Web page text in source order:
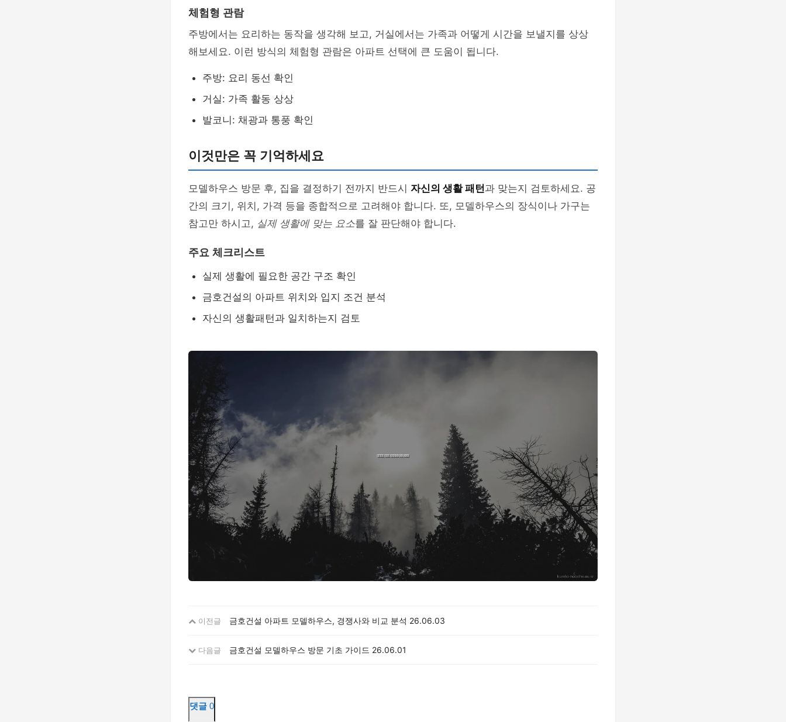
체험형 관람
주방에서는 요리하는 동작을 생각해 보고, 거실에서는 가족과 어떻게 시간을 보낼지를 상상
해보세요. 이런 방식의 체험형 관람은 아파트 선택에 큰 도움이 됩니다.
주방: 요리 동선 확인
거실: 가족 활동 상상
발코니: 채광과 통풍 확인
이것만은 꼭 기억하세요
모델하우스 방문 후, 집을 결정하기 전까지 반드시 자신의 생활 패턴과 맞는지 검토하세요. 공
간의 크기, 위치, 가격 등을 종합적으로 고려해야 합니다. 또, 모델하우스의 장식이나 가구는
참고만 하시고, 실제 생활에 맞는 요소를 잘 판단해야 합니다.
주요 체크리스트
실제 생활에 필요한 공간 구조 확인
금호건설의 아파트 위치와 입지 조건 분석
자신의 생활패턴과 일치하는지 검토
이전글 금호건설 아파트 모델하우스, 경쟁사와 비교 분석 26.06.03
다음글 금호건설 모델하우스 방문 기초 가이드 26.06.01
댓글 0